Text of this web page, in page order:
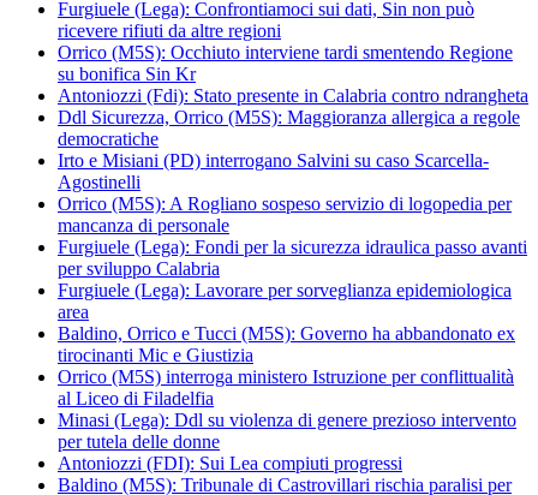
Furgiuele (Lega): Confrontiamoci sui dati, Sin non può
ricevere rifiuti da altre regioni
Orrico (M5S): Occhiuto interviene tardi smentendo Regione
su bonifica Sin Kr
Antoniozzi (Fdi): Stato presente in Calabria contro ndrangheta
Ddl Sicurezza, Orrico (M5S): Maggioranza allergica a regole
democratiche
Irto e Misiani (PD) interrogano Salvini su caso Scarcella-
Agostinelli
Orrico (M5S): A Rogliano sospeso servizio di logopedia per
mancanza di personale
Furgiuele (Lega): Fondi per la sicurezza idraulica passo avanti
per sviluppo Calabria
Furgiuele (Lega): Lavorare per sorveglianza epidemiologica
area
Baldino, Orrico e Tucci (M5S): Governo ha abbandonato ex
tirocinanti Mic e Giustizia
Orrico (M5S) interroga ministero Istruzione per conflittualità
al Liceo di Filadelfia
Minasi (Lega): Ddl su violenza di genere prezioso intervento
per tutela delle donne
Antoniozzi (FDI): Sui Lea compiuti progressi
Baldino (M5S): Tribunale di Castrovillari rischia paralisi per